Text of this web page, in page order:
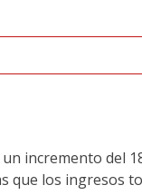
un incremento del
que los ingresos